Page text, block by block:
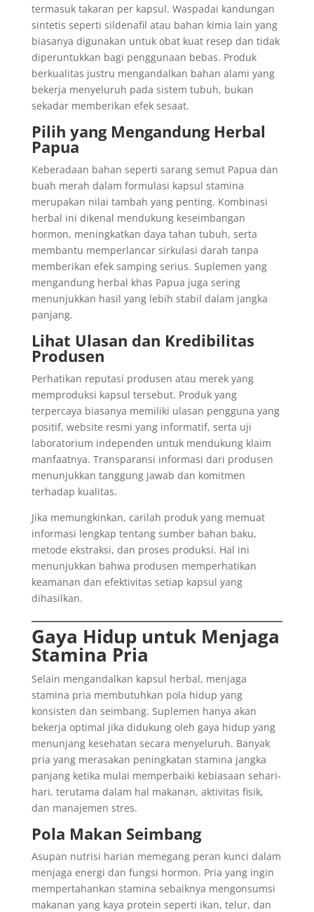
termasuk takaran per kapsul. Waspadai kandungan
sintetis seperti sildenafil atau bahan kimia lain yang
biasanya digunakan untuk obat kuat resep dan tidak
diperuntukkan bagi penggunaan bebas. Produk
berkualitas justru mengandalkan bahan alami yang
bekerja menyeluruh pada sistem tubuh, bukan
sekadar memberikan efek sesaat.
Pilih yang Mengandung Herbal
Papua
Keberadaan bahan seperti sarang semut Papua dan
buah merah dalam formulasi kapsul stamina
merupakan nilai tambah yang penting. Kombinasi
herbal ini dikenal mendukung keseimbangan
hormon, meningkatkan daya tahan tubuh, serta
membantu memperlancar sirkulasi darah tanpa
memberikan efek samping serius. Suplemen yang
mengandung herbal khas Papua juga sering
menunjukkan hasil yang lebih stabil dalam jangka
panjang.
Lihat Ulasan dan Kredibilitas
Produsen
Perhatikan reputasi produsen atau merek yang
memproduksi kapsul tersebut. Produk yang
terpercaya biasanya memiliki ulasan pengguna yang
positif, website resmi yang informatif, serta uji
laboratorium independen untuk mendukung klaim
manfaatnya. Transparansi informasi dari produsen
menunjukkan tanggung jawab dan komitmen
terhadap kualitas.
Jika memungkinkan, carilah produk yang memuat
informasi lengkap tentang sumber bahan baku,
metode ekstraksi, dan proses produksi. Hal ini
menunjukkan bahwa produsen memperhatikan
keamanan dan efektivitas setiap kapsul yang
dihasilkan.
Gaya Hidup untuk Menjaga
Stamina Pria
Selain mengandalkan kapsul herbal, menjaga
stamina pria membutuhkan pola hidup yang
konsisten dan seimbang. Suplemen hanya akan
bekerja optimal jika didukung oleh gaya hidup yang
menunjang kesehatan secara menyeluruh. Banyak
pria yang merasakan peningkatan stamina jangka
panjang ketika mulai memperbaiki kebiasaan sehari-
hari, terutama dalam hal makanan, aktivitas fisik,
dan manajemen stres.
Pola Makan Seimbang
Asupan nutrisi harian memegang peran kunci dalam
menjaga energi dan fungsi hormon. Pria yang ingin
mempertahankan stamina sebaiknya mengonsumsi
makanan yang kaya protein seperti ikan, telur, dan